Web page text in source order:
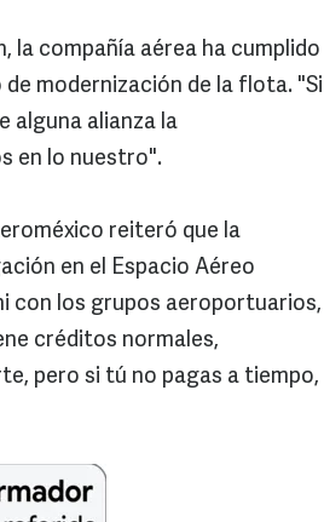
la compañía aérea ha cumplido
modernización de la flota. "Si
alguna alianza la
en lo nuestro".
reiteró que la
en el Espacio Aéreo
con los grupos aeroportuarios,
créditos normales,
pero si tú no pagas a tiempo,